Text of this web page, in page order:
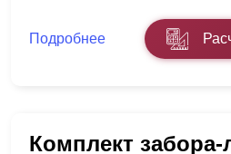
Подробнее
Комплект забора-